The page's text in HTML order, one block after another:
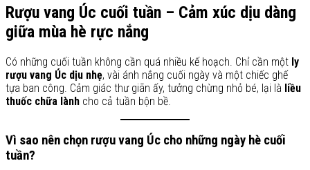
Rượu vang Úc cuối tuần – Cảm xúc dịu dàng
giữa mùa hè rực nắng
Có những cuối tuần không cần quá nhiều kế hoạch. Chỉ cần một ly
rượu vang Úc dịu nhẹ, vài ánh nắng cuối ngày và một chiếc ghế
tựa ban công. Cảm giác thư giãn ấy, tưởng chừng nhỏ bé, lại là liều
thuốc chữa lành cho cả tuần bộn bề.
Vì sao nên chọn rượu vang Úc cho những ngày hè cuối
tuần?